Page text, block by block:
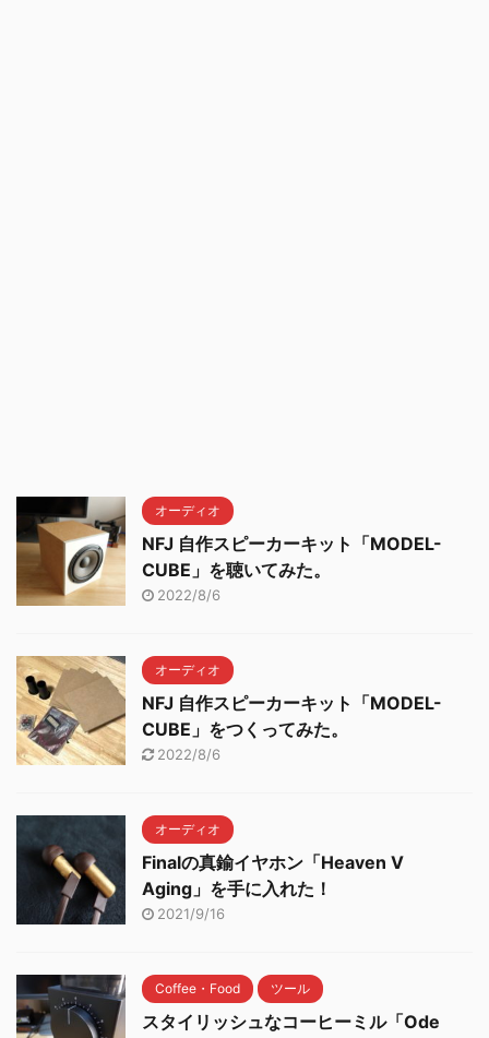
オーディオ
NFJ 自作スピーカーキット「MODEL-
CUBE」を聴いてみた。
2022/8/6
オーディオ
NFJ 自作スピーカーキット「MODEL-
CUBE」をつくってみた。
2022/8/6
オーディオ
Finalの真鍮イヤホン「Heaven V
Aging」を手に入れた！
2021/9/16
Coffee・Food ツール
スタイリッシュなコーヒーミル「Ode